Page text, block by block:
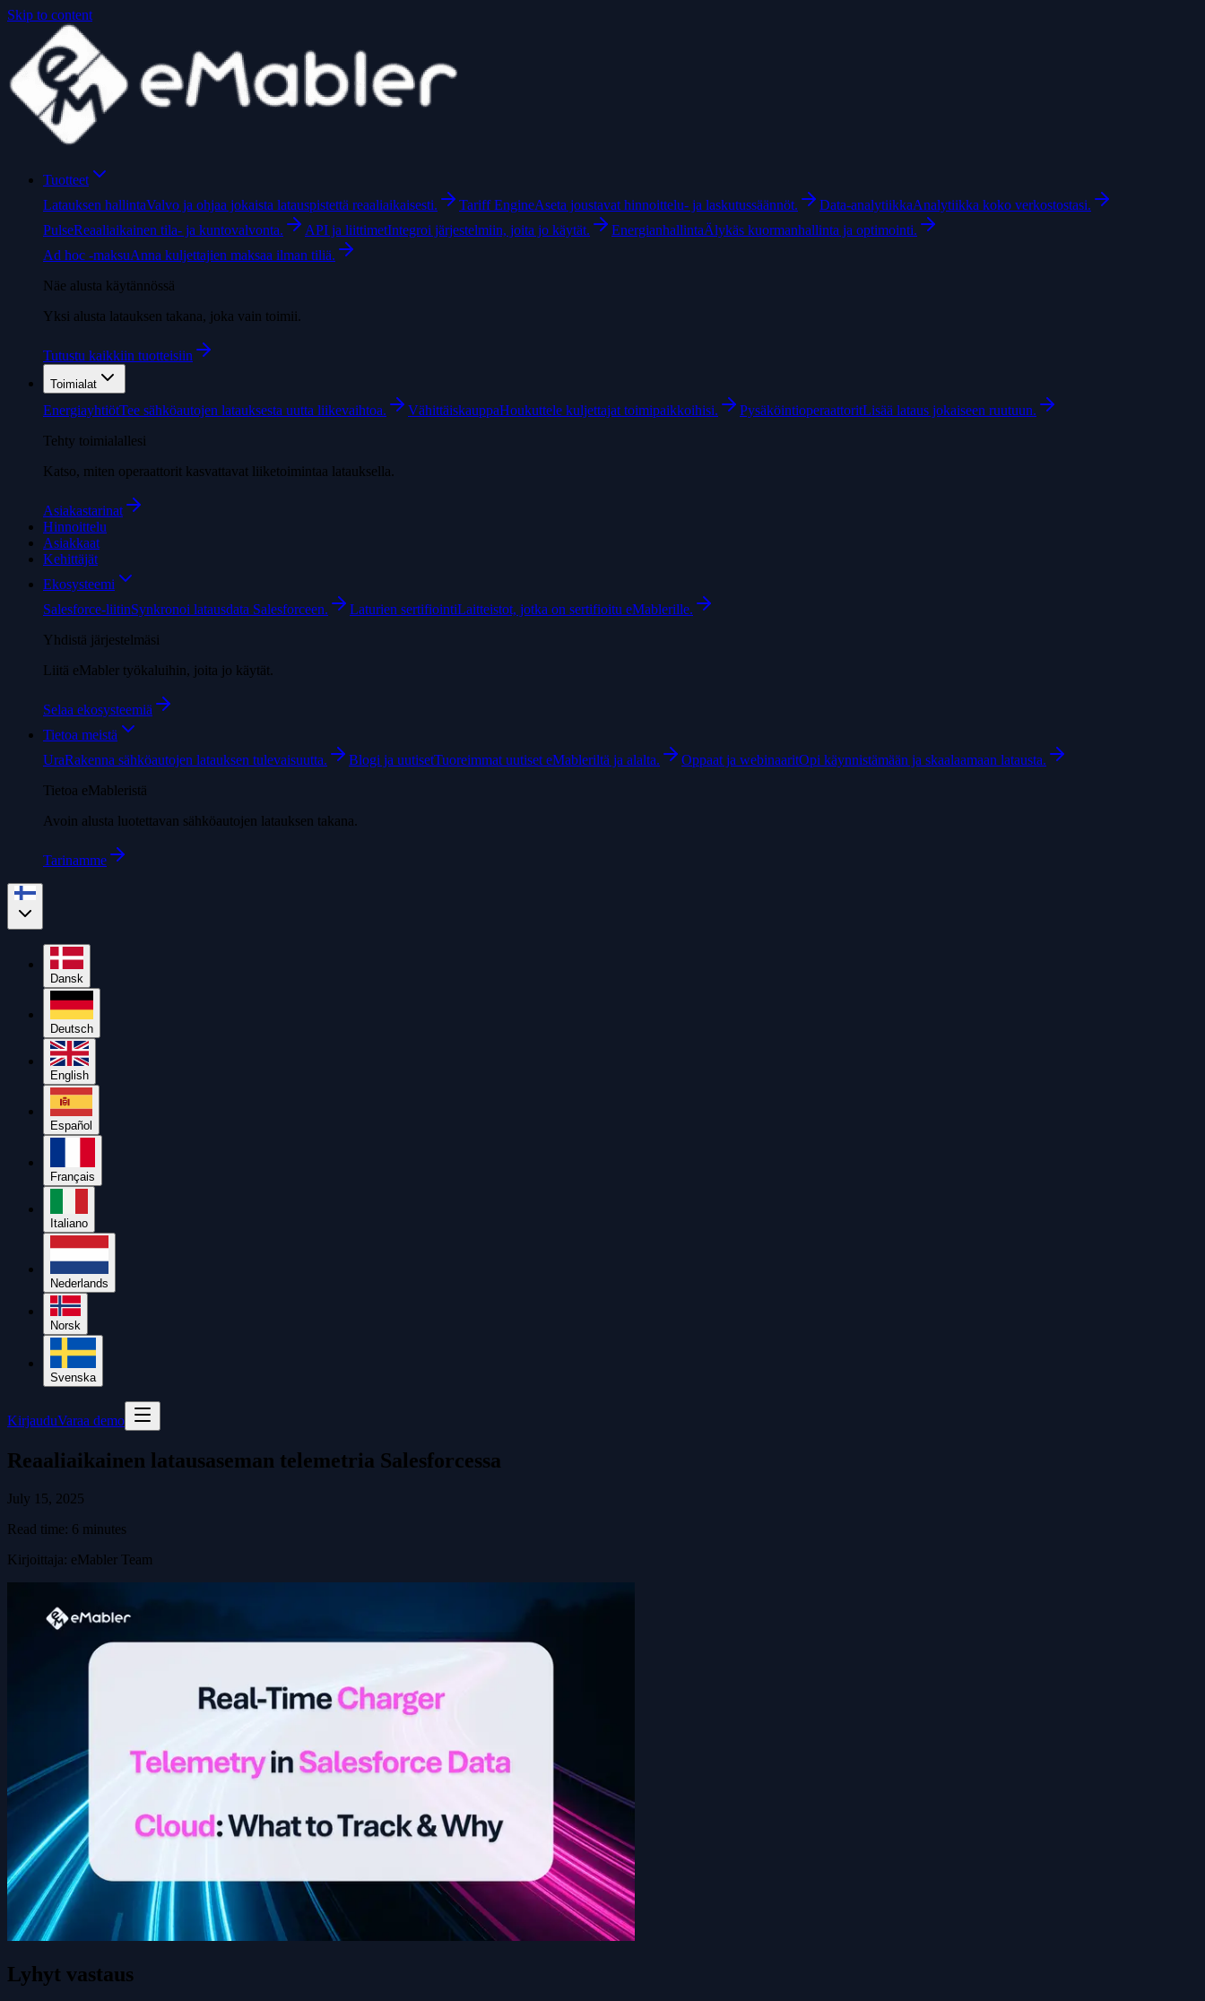
Skip to content
Tuotteet
Latauksen hallintaValvo ja ohjaa jokaista latauspistettä reaaliaikaisesti. Tariff EngineAseta joustavat hinnoittelu- ja laskutussäännöt. Data-analytiikkaAnalytiikka koko verkostostasi.
PulseReaaliaikainen tila- ja kuntovalvonta. API ja liittimetIntegroi järjestelmiin, joita jo käytät. EnergianhallintaÄlykäs kuormanhallinta ja optimointi.
Ad hoc -maksuAnna kuljettajien maksaa ilman tiliä.
Näe alusta käytännössä
Yksi alusta latauksen takana, joka vain toimii.
Tutustu kaikkiin tuotteisiin
Toimialat
EnergiayhtiötTee sähköautojen latauksesta uutta liikevaihtoa. VähittäiskauppaHoukuttele kuljettajat toimipaikkoihisi. PysäköintioperaattoritLisää lataus jokaiseen ruutuun.
Tehty toimialallesi
Katso, miten operaattorit kasvattavat liiketoimintaa latauksella.
Asiakastarinat
Hinnoittelu
Asiakkaat
Kehittäjät
Ekosysteemi
Salesforce-liitinSynkronoi latausdata Salesforceen. Laturien sertifiointiLaitteistot, jotka on sertifioitu eMablerille.
Yhdistä järjestelmäsi
Liitä eMabler työkaluihin, joita jo käytät.
Selaa ekosysteemiä
Tietoa meistä
UraRakenna sähköautojen latauksen tulevaisuutta. Blogi ja uutisetTuoreimmat uutiset eMableriltä ja alalta. Oppaat ja webinaaritOpi käynnistämään ja skaalaamaan latausta.
Tietoa eMableristä
Avoin alusta luotettavan sähköautojen latauksen takana.
Tarinamme
Dansk
Deutsch
English
Español
Français
Italiano
Nederlands
Norsk
Svenska
KirjauduVaraa demo
Reaaliaikainen latausaseman telemetria Salesforcessa
July 15, 2025
Read time: 6 minutes
Kirjoittaja: eMabler Team
Lyhyt vastaus